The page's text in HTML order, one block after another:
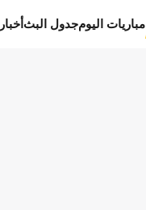
مباريات اليومجدول البثأخبار